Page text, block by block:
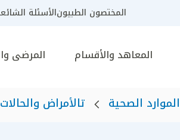
المختصون الطبيونالأسئلة
المعاهد والأقسام المرضى
الموارد الصحية تالأمراض والحالات